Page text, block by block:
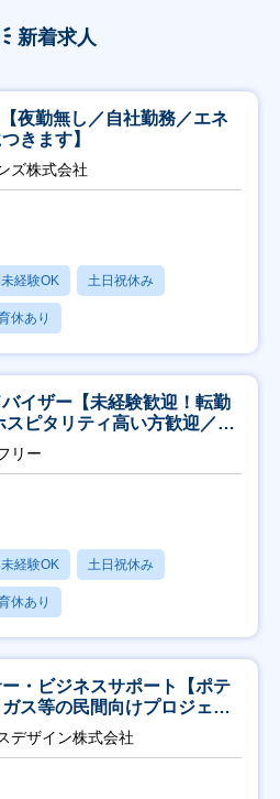
新着求人
夜勤無し／自社勤務／エネ
きます】
ズ株式会社
経験OK 土日祝休み
休あり
イザー【未経験歓迎！転勤
ピタリティ高い方歓迎／土
リー
経験OK 土日祝休み
休あり
・ビジネスサポート【ポテ
ス等の民間向けプロジェク
デザイン株式会社